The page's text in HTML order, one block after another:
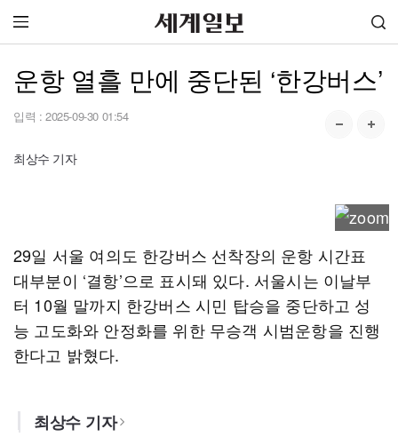
운항 열흘 만에 중단된 ‘한강버스’
입력 : 2025-09-30 01:54
최상수 기자
29일 서울 여의도 한강버스 선착장의 운항 시간표
대부분이 ‘결항’으로 표시돼 있다. 서울시는 이날부
터 10월 말까지 한강버스 시민 탑승을 중단하고 성
능 고도화와 안정화를 위한 무승객 시범운항을 진행
한다고 밝혔다.
최상수 기자